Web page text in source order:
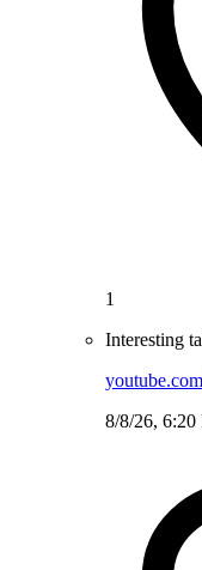
1
Interesting
8/8/26, 6:20